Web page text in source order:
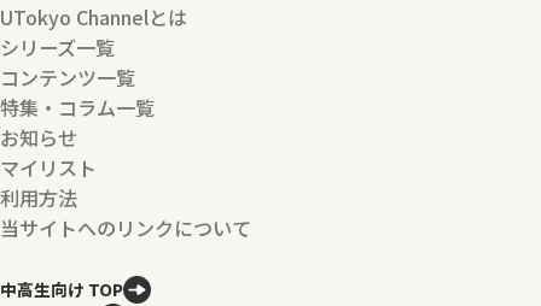
UTokyo Channelとは
シリーズ一覧
コンテンツ一覧
特集・コラム一覧
お知らせ
マイリスト
利用方法
当サイトへのリンクについて
中高生向け TOP